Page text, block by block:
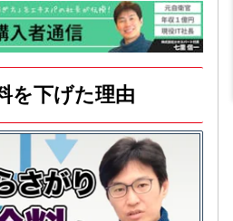
を下げた理由